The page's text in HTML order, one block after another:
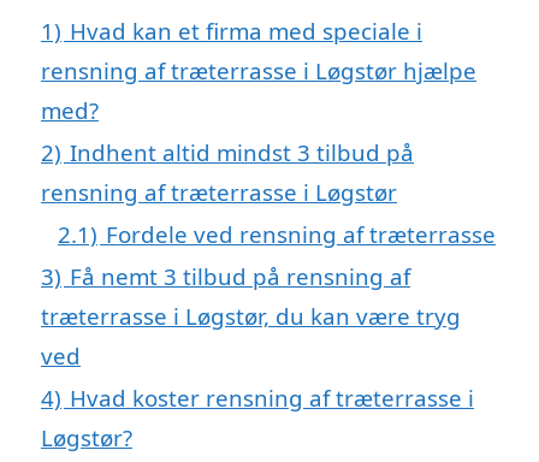
1) Hvad kan et firma med speciale i
rensning af træterrasse i Løgstør hjælpe
med?
2) Indhent altid mindst 3 tilbud på
rensning af træterrasse i Løgstør
2.1) Fordele ved rensning af træterrasse
3) Få nemt 3 tilbud på rensning af
træterrasse i Løgstør, du kan være tryg
ved
4) Hvad koster rensning af træterrasse i
Løgstør?